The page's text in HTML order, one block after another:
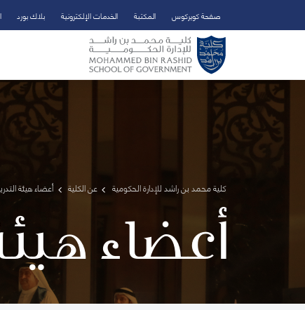
تخطي إلى المحتوى الرئيسي
فتح قائمة الوصول
صفحة كويركوس المكتبة الخدمات الإلكترونية بلاك بورد
كلية محمد بن راشد للإدارة الحكومية عن الكلية أعضاء هيئة
أعضاء